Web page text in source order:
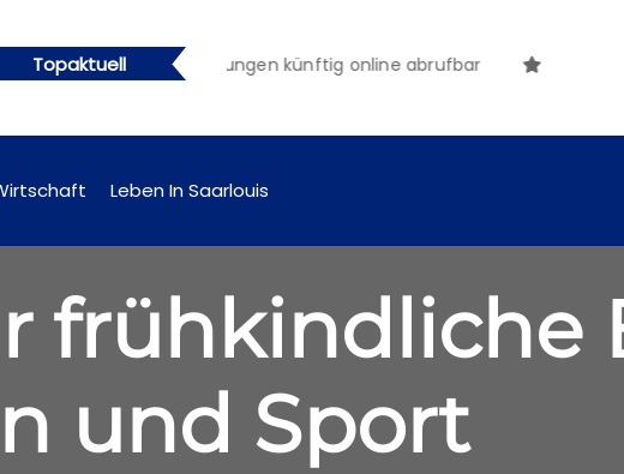
Topaktuell
Bekanntmachungen künftig online abrufbar
Leben In Saarlouis
frühkindliche
und Sport